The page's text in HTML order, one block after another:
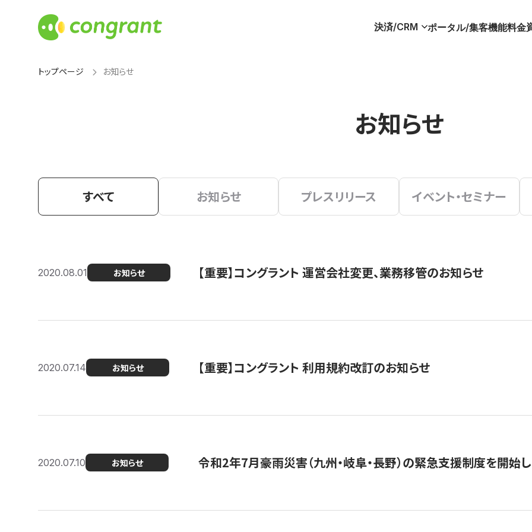
決済/CRM ポータル/集客機能料金
トップページ お知らせ
お知らせ
すべて お知らせ プレスリリース イベント・セミナー
2020.08.01 お知らせ 【重要】コングラント 運営会社変更、業務移管のお知らせ
2020.07.14 お知らせ 【重要】コングラント 利用規約改訂のお知らせ
2020.07.10 お知らせ 令和2年7月豪雨災害（九州・岐阜・長野）の緊急支援制度を開始